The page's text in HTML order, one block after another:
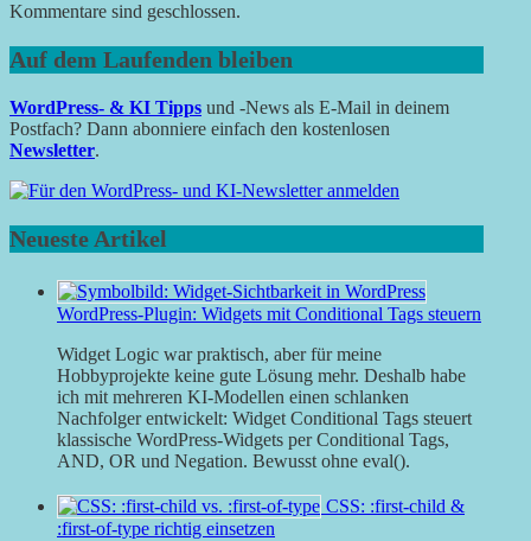
Kommentare sind geschlossen.
Auf dem Laufenden bleiben
WordPress- & KI Tipps und -News als E-Mail in deinem
Postfach? Dann abonniere einfach den kostenlosen
Newsletter.
Neueste Artikel
WordPress-Plugin: Widgets mit Conditional Tags steuern
Widget Logic war praktisch, aber für meine
Hobbyprojekte keine gute Lösung mehr. Deshalb habe
ich mit mehreren KI-Modellen einen schlanken
Nachfolger entwickelt: Widget Conditional Tags steuert
klassische WordPress-Widgets per Conditional Tags,
AND, OR und Negation. Bewusst ohne eval().
CSS: :first-child &
:first-of-type richtig einsetzen